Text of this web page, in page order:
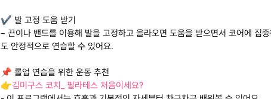
✔️ 발 고정 도움 받기
– 끈이나 밴드를 이용해 발을 고정하고 올라오면 도움을 받으면서 코어에 집중
도 안정적으로 연습할 수 있어요.
📌 롤업 연습을 위한 운동 추천
👉김미구스 코치_ 필라테스 처음이세요?